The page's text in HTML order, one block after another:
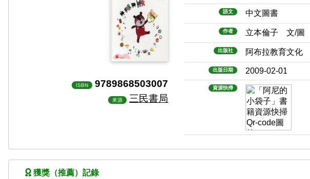
ISBN 9789868503007
來源 三民書局
語文 中文圖書
作者 立本倫子 文/圖
出版社 阿布拉教育文化
出版日期 2009-02-01
資源快掃
獲獎（推薦）記錄